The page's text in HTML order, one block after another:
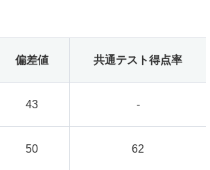
偏差値 共通テスト得点率
43 -
50 62